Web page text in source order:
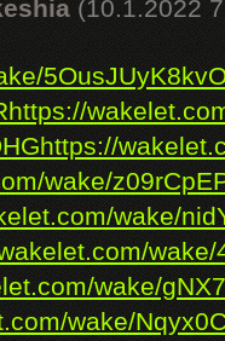
(10.1.2022
https://
https://
wake/
wake/
wake/
wake/
wake/